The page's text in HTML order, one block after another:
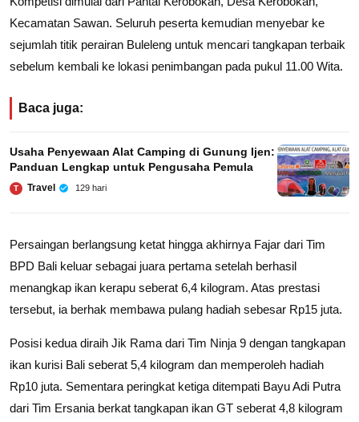
Kecamatan Sawan. Seluruh peserta kemudian menyebar ke
sejumlah titik perairan Buleleng untuk mencari tangkapan terbaik
sebelum kembali ke lokasi penimbangan pada pukul 11.00 Wita.
Baca juga:
Usaha Penyewaan Alat Camping di Gunung Ijen:
Panduan Lengkap untuk Pengusaha Pemula
T Travel 129 hari
Persaingan berlangsung ketat hingga akhirnya Fajar dari Tim
BPD Bali keluar sebagai juara pertama setelah berhasil
menangkap ikan kerapu seberat 6,4 kilogram. Atas prestasi
tersebut, ia berhak membawa pulang hadiah sebesar Rp15 juta.
Posisi kedua diraih Jik Rama dari Tim Ninja 9 dengan tangkapan
ikan kurisi Bali seberat 5,4 kilogram dan memperoleh hadiah
Rp10 juta. Sementara peringkat ketiga ditempati Bayu Adi Putra
dari Tim Ersania berkat tangkapan ikan GT seberat 4,8 kilogram